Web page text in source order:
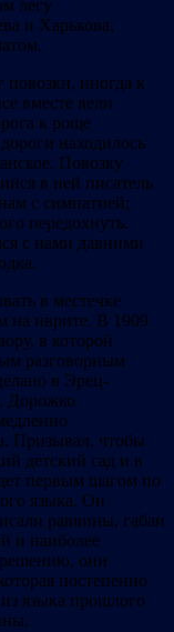
лесу
и Харькова,
повозки, иногда к
вместе вели
к роще
находилось
Повозку
в ней писатель
с симпатией;
передохнуть.
с нами давними
в местечке
на иврите. В 1909
в которой
разговорным
в Эрец-
Дорожко
Призывал, чтобы
детский сад и в
первым шагом по
языка. Он
раввины, габаи
и наиболее
решению, они
постепенно
языка прошлого